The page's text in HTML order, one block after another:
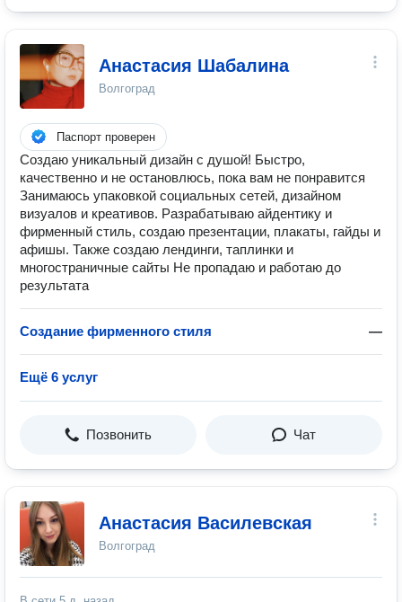
Анастасия Шабалина
Волгоград
Паспорт проверен
Создаю уникальный дизайн с душой! Быстро,
качественно и не остановлюсь, пока вам не понравится
Занимаюсь упаковкой социальных сетей, дизайном
визуалов и креативов. Разрабатываю айдентику и
фирменный стиль, создаю презентации, плакаты, гайды и
афишы. Также создаю лендинги, таплинки и
многостраничные сайты Не пропадаю и работаю до
результата
Создание фирменного стиля —
Ещё 6 услуг
Позвонить Чат
Анастасия Василевская
Волгоград